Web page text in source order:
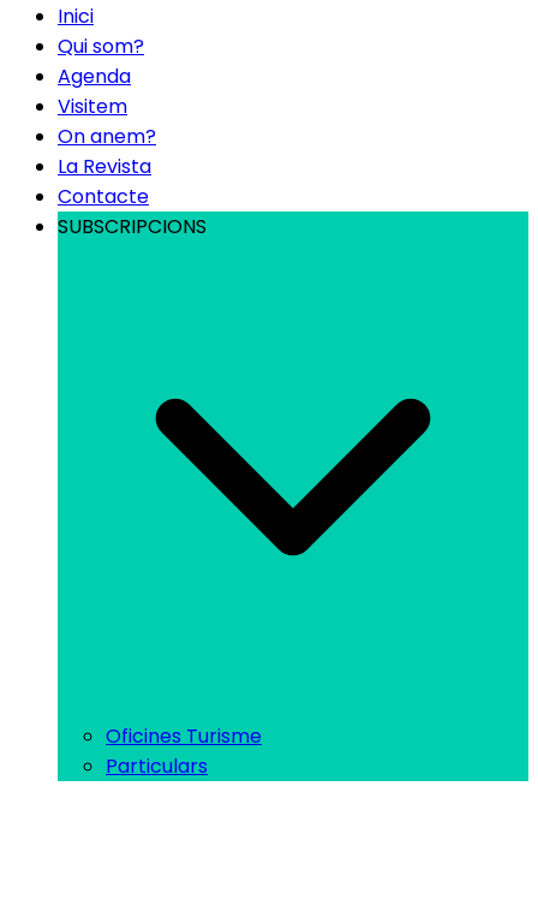
Inici
Qui som?
Agenda
Visitem
On anem?
La Revista
Contacte
SUBSCRIPCIONS
Oficines Turisme
Particulars